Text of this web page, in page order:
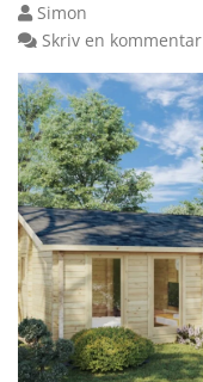
Simon
Skriv en kommentar